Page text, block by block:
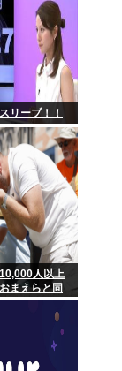
リーブ！！
人以上
まえらと同